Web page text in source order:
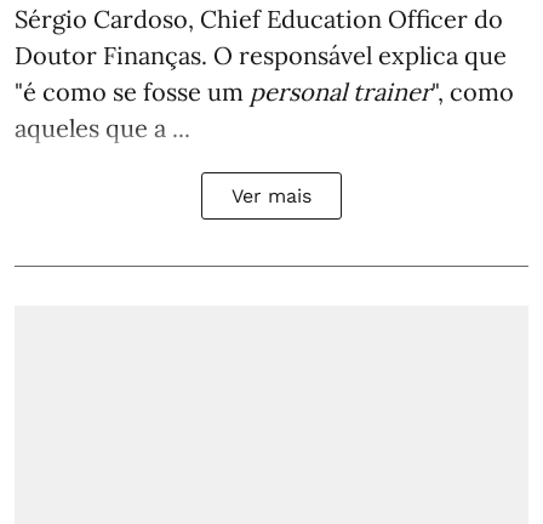
Sérgio Cardoso, Chief Education Officer do
Doutor Finanças. O responsável explica que
"é como se fosse um personal trainer", como
aqueles que a ...
Ver mais